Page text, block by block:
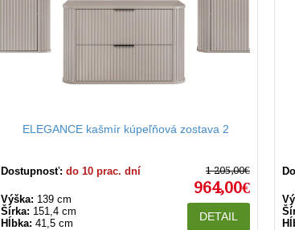
ELEGANCE kašmír kúpeľňová zostava 2
Dostupnosť: do 10 prac. dní
Výška: 139 cm
Šírka: 151,4 cm
Hĺbka: 41,5 cm
1 205,00€
964,00€
DETAIL